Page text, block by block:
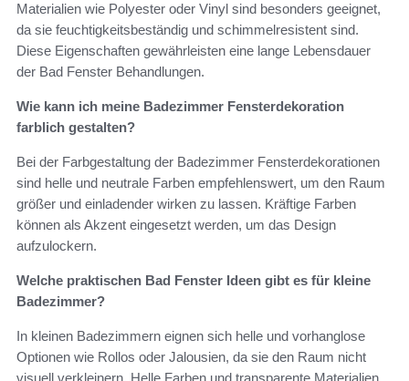
Materialien wie Polyester oder Vinyl sind besonders geeignet,
da sie feuchtigkeitsbeständig und schimmelresistent sind.
Diese Eigenschaften gewährleisten eine lange Lebensdauer
der Bad Fenster Behandlungen.
Wie kann ich meine Badezimmer Fensterdekoration
farblich gestalten?
Bei der Farbgestaltung der Badezimmer Fensterdekorationen
sind helle und neutrale Farben empfehlenswert, um den Raum
größer und einladender wirken zu lassen. Kräftige Farben
können als Akzent eingesetzt werden, um das Design
aufzulockern.
Welche praktischen Bad Fenster Ideen gibt es für kleine
Badezimmer?
In kleinen Badezimmern eignen sich helle und vorhanglose
Optionen wie Rollos oder Jalousien, da sie den Raum nicht
visuell verkleinern. Helle Farben und transparente Materialien